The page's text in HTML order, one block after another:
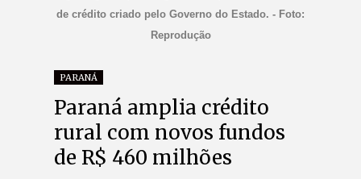
de crédito criado pelo Governo do Estado. - Foto:
Reprodução
PARANÁ
Paraná amplia crédito
rural com novos fundos
de R$ 460 milhões